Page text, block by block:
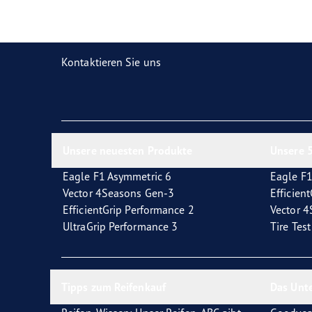
Kontaktieren Sie uns
Eagle F1 Asymmetric 6
Vector 4Seasons Gen-3
EfficientGrip Performance 2
UltraGrip Performance 3
Eagle
Vector
Tire